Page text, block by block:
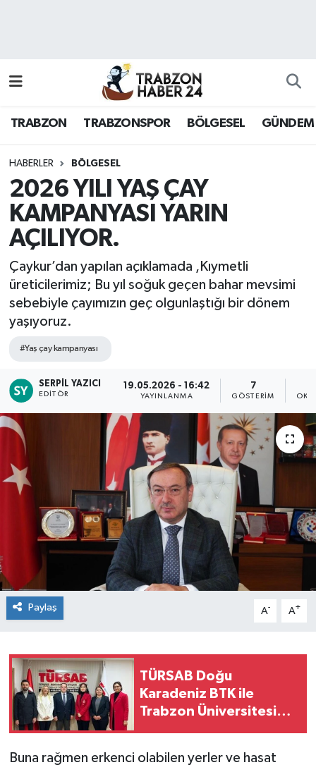
TRABZON TRABZONSPOR BÖLGESEL GÜNDEM
HABERLER BÖLGESEL
2026 YILI YAŞ ÇAY
KAMPANYASI YARIN
AÇILIYOR.
Çaykur’dan yapılan açıklamada ,Kıymetli
üreticilerimiz; Bu yıl soğuk geçen bahar mevsimi
sebebiyle çayımızın geç olgunlaştığı bir dönem
yaşıyoruz.
#Yaş çay kampanyası
SERPIL YAZICI
EDITÖR
19.05.2026 - 16:42
YAYINLANMA
7
GÖSTERIM
Paylaş A- A+
TÜRSAB Doğu
Karadeniz BTK ile
Trabzon Üniversitesi
Buna rağmen erkenci olabilen yerler ve hasat
Hava Durumu
Namaz Vakitleri
Trafik Durumu
Süper Lig Puan Durumu ve Fikstür
Tüm Manşetler
Son Dakika Haberleri
Haber Arşivi